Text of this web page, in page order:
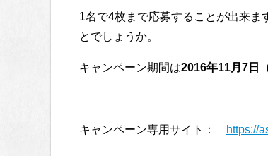
1名で4枚まで応募することが出来ま
とでしょうか。
キャンペーン期間は2016年11月7日
キャンペーン専用サイト： https://